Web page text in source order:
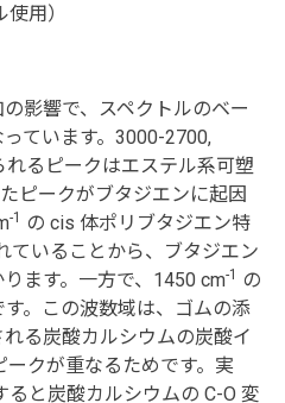
使用）
影響で、スペクトルのベー
ています。3000-2700,
れるピークはエステル系可塑
ピークがブタジエンに起因
-1
の cis 体ポリブタジエン特
ていることから、ブタジエン
ます。一方で、1450 cm-1
の
。この波数域は、ゴムの添
る炭酸カルシウムの炭酸イ
ークが重なるためです。実
ると炭酸カルシウムの C-O 変